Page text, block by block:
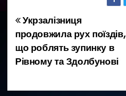
Н
а
в
і
Укрзалізниця
продовжила рух поїздів,
що роблять зупинку в
Рівному та Здолбунові